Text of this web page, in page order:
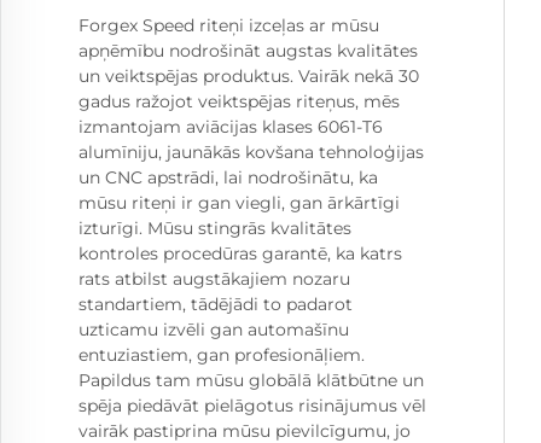
Forgex Speed riteņi izceļas ar mūsu
apņēmību nodrošināt augstas kvalitātes
un veiktspējas produktus. Vairāk nekā 30
gadus ražojot veiktspējas riteņus, mēs
izmantojam aviācijas klases 6061-T6
alumīniju, jaunākās kovšana tehnoloģijas
un CNC apstrādi, lai nodrošinātu, ka
mūsu riteņi ir gan viegli, gan ārkārtīgi
izturīgi. Mūsu stingrās kvalitātes
kontroles procedūras garantē, ka katrs
rats atbilst augstākajiem nozaru
standartiem, tādējādi to padarot
uzticamu izvēli gan automašīnu
entuziastiem, gan profesionāļiem.
Papildus tam mūsu globālā klātbūtne un
spēja piedāvāt pielāgotus risinājumus vēl
vairāk pastiprina mūsu pievilcīgumu, jo